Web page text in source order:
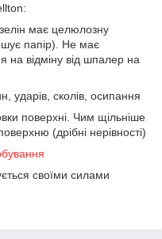
має целюлозну
папір). Не має
на відміну від шпалер на
ударів, сколів, осипання
поверхні. Чим щільніше
(дрібні нерівності)
своїми силами